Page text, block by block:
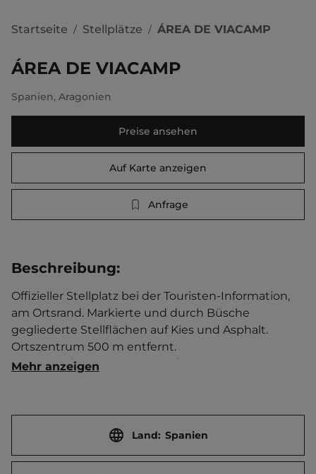
Startseite / Stellplätze / ÁREA DE VIACAMP
ÁREA DE VIACAMP
Spanien, Aragonien
Preise ansehen
Auf Karte anzeigen
Anfrage
Beschreibung:
Offizieller Stellplatz bei der Touristen-Information,
am Ortsrand. Markierte und durch Büsche
gegliederte Stellflächen auf Kies und Asphalt.
Ortszentrum 500 m entfernt.
Touristen-/Dauerstellplätze 8/0.
Mehr anzeigen
Land: Spanien